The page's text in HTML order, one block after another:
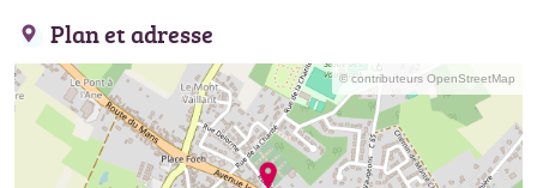
Plan et adresse
© contributeurs OpenStreetMap